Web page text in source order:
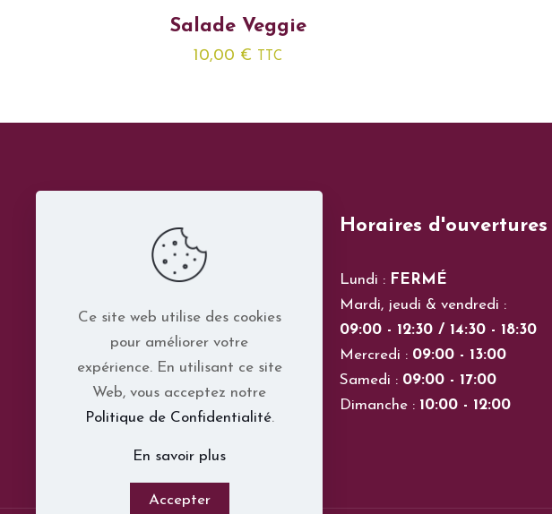
Salade Veggie
10,00 € TTC
Horaires d'ouvertures
Lundi : FERMÉ
Mardi, jeudi & vendredi :
09:00 - 12:30 / 14:30 - 18:30
Mercredi : 09:00 - 13:00
Samedi : 09:00 - 17:00
Dimanche : 10:00 - 12:00
Ce site web utilise des cookies
pour améliorer votre
expérience. En utilisant ce site
Web, vous acceptez notre
Politique de Confidentialité.
En savoir plus
Accepter